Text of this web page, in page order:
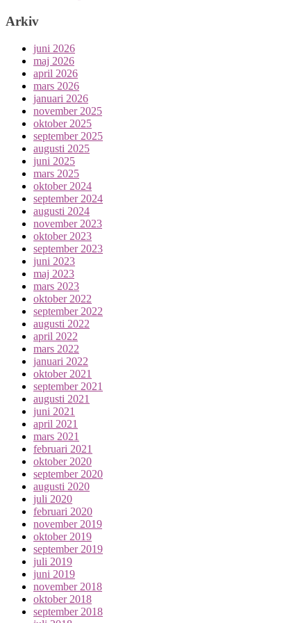
Arkiv
juni 2026
maj 2026
april 2026
mars 2026
januari 2026
november 2025
oktober 2025
september 2025
augusti 2025
juni 2025
mars 2025
oktober 2024
september 2024
augusti 2024
november 2023
oktober 2023
september 2023
juni 2023
maj 2023
mars 2023
oktober 2022
september 2022
augusti 2022
april 2022
mars 2022
januari 2022
oktober 2021
september 2021
augusti 2021
juni 2021
april 2021
mars 2021
februari 2021
oktober 2020
september 2020
augusti 2020
juli 2020
februari 2020
november 2019
oktober 2019
september 2019
juli 2019
juni 2019
november 2018
oktober 2018
september 2018